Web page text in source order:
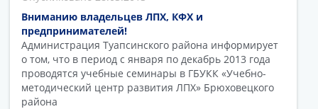
Вниманию владельцев ЛПХ, КФХ и
предпринимателей!
Администрация Туапсинского района информирует
о том, что в период с января по декабрь 2013 года
проводятся учебные семинары в ГБУКК «Учебно-
методический центр развития ЛПХ» Брюховецкого
района